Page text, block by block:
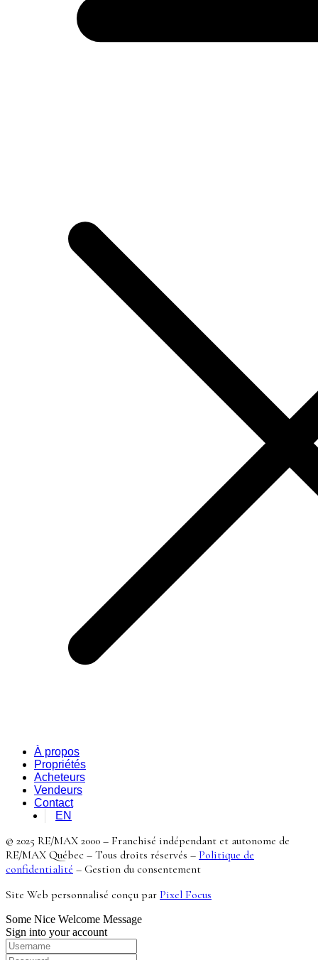
À propos
Propriétés
Acheteurs
Vendeurs
Contact
EN
© 2025 RE/MAX 2000 – Franchisé indépendant et autonome de
RE/MAX Québec – Tous droits réservés – Politique de
confidentialité – Gestion du consentement
Site Web personnalisé conçu par Pixel Focus
Some Nice Welcome Message
Sign into your account